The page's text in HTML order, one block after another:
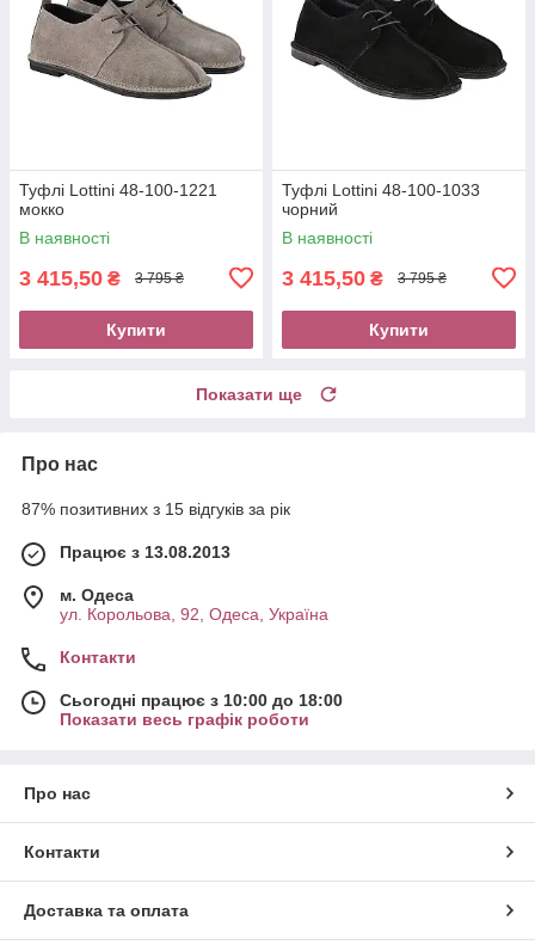
Туфлі Lottini 48-100-1221
мокко
В наявності
3 415,50 ₴ 3 795 ₴
Купити
Туфлі Lottini 48-100-1033
чорний
В наявності
3 415,50 ₴ 3 795 ₴
Купити
Показати ще
Про нас
87% позитивних з 15 відгуків за рік
Працює з 13.08.2013
м. Одеса
ул. Корольова, 92, Одеса, Україна
Контакти
Сьогодні працює з 10:00 до 18:00
Показати весь графік роботи
Про нас
Контакти
Доставка та оплата